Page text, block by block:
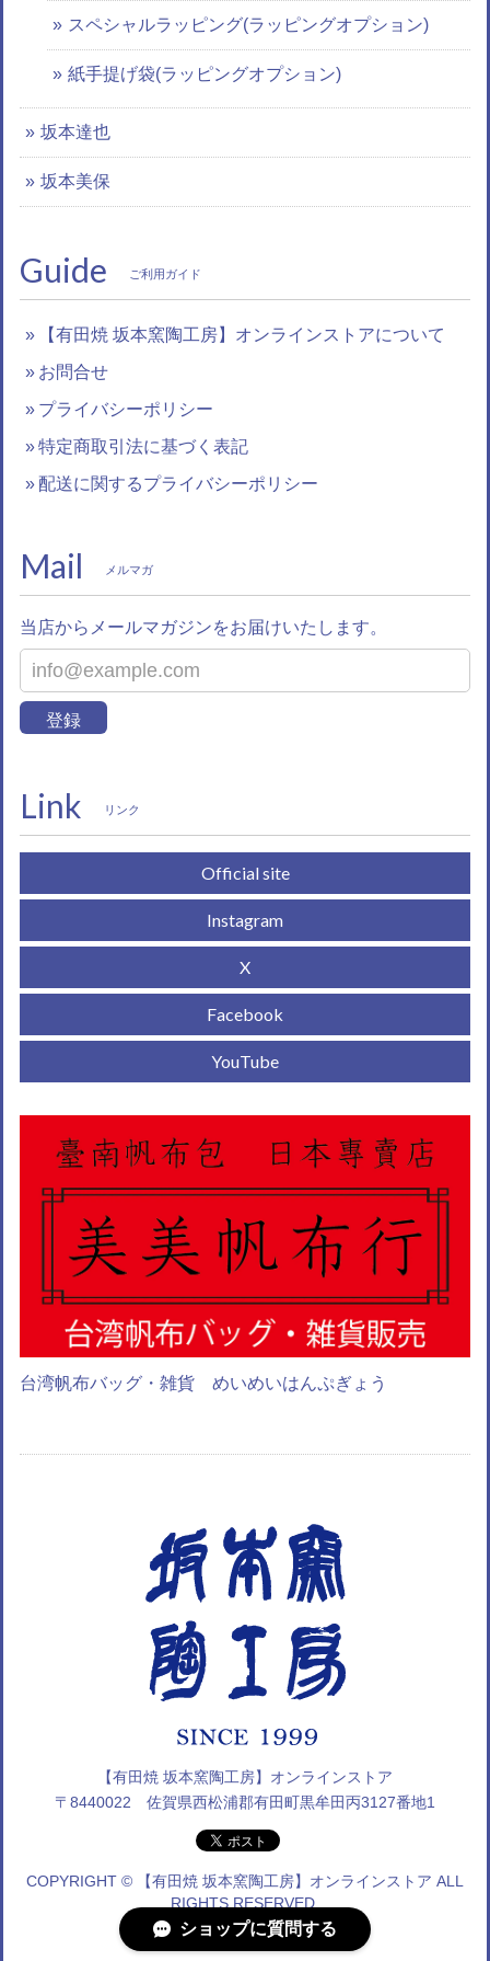
スペシャルラッピング(ラッピングオプション)
紙手提げ袋(ラッピングオプション)
坂本達也
坂本美保
Guide ご利用ガイド
【有田焼 坂本窯陶工房】オンラインストアについて
お問合せ
プライバシーポリシー
特定商取引法に基づく表記
配送に関するプライバシーポリシー
Mail メルマガ
当店からメールマガジンをお届けいたします。
登録
Link リンク
Official site
Instagram
X
Facebook
YouTube
台湾帆布バッグ・雑貨 めいめいはんぷぎょう
【有田焼 坂本窯陶工房】オンラインストア
〒8440022 佐賀県西松浦郡有田町黒牟田丙3127番地1
COPYRIGHT © 【有田焼 坂本窯陶工房】オンラインストア ALL
RIGHTS RESERVED.
ショップに質問する